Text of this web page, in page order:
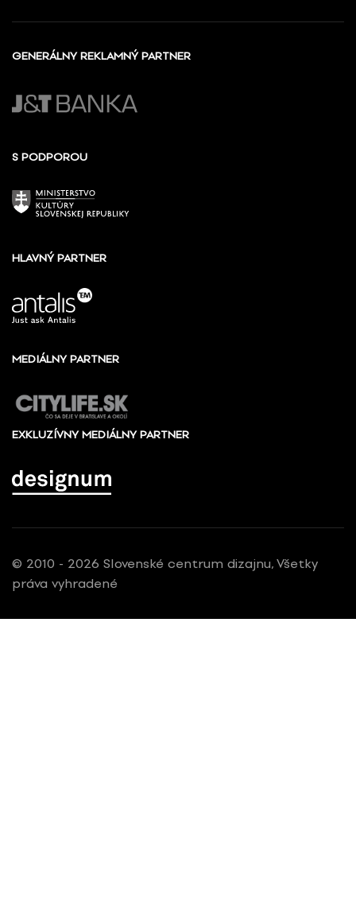
GENERÁLNY REKLAMNÝ PARTNER
S PODPOROU
HLAVNÝ PARTNER
MEDIÁLNY PARTNER
EXKLUZÍVNY MEDIÁLNY PARTNER
© 2010 - 2026 Slovenské centrum dizajnu, Všetky
práva vyhradené